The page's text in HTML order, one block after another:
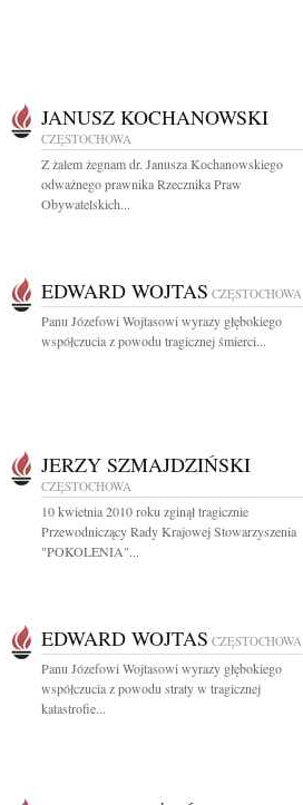
JANUSZ KOCHANOWSKI
CZĘSTOCHOWA
Z żalem żegnam dr. Janusza Kochanowskiego
odważnego prawnika Rzecznika Praw
Obywatelskich...
EDWARD WOJTAS CZĘSTOCHOWA
Panu Józefowi Wojtasowi wyrazy głębokiego
współczucia z powodu tragicznej śmierci...
JERZY SZMAJDZIŃSKI
CZĘSTOCHOWA
10 kwietnia 2010 roku zginął tragicznie
Przewodniczący Rady Krajowej Stowarzyszenia
"POKOLENIA"...
EDWARD WOJTAS CZĘSTOCHOWA
Panu Józefowi Wojtasowi wyrazy głębokiego
współczucia z powodu straty w tragicznej
katastrofie...